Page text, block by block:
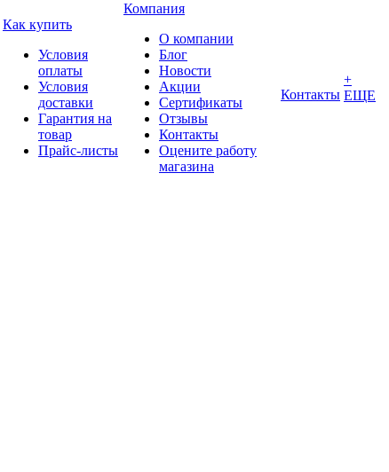
Как купить
Условия
оплаты
Условия
доставки
Гарантия на
товар
Прайс-листы
Компания
О компании
Блог
Новости
Акции
Сертификаты
Отзывы
Контакты
Оцените работу
магазина
Контакты
+
ЕЩЕ